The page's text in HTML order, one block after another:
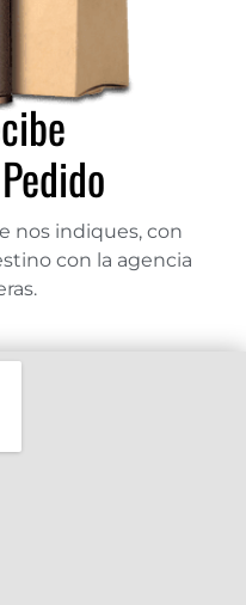
nos indiques, con
con la agencia